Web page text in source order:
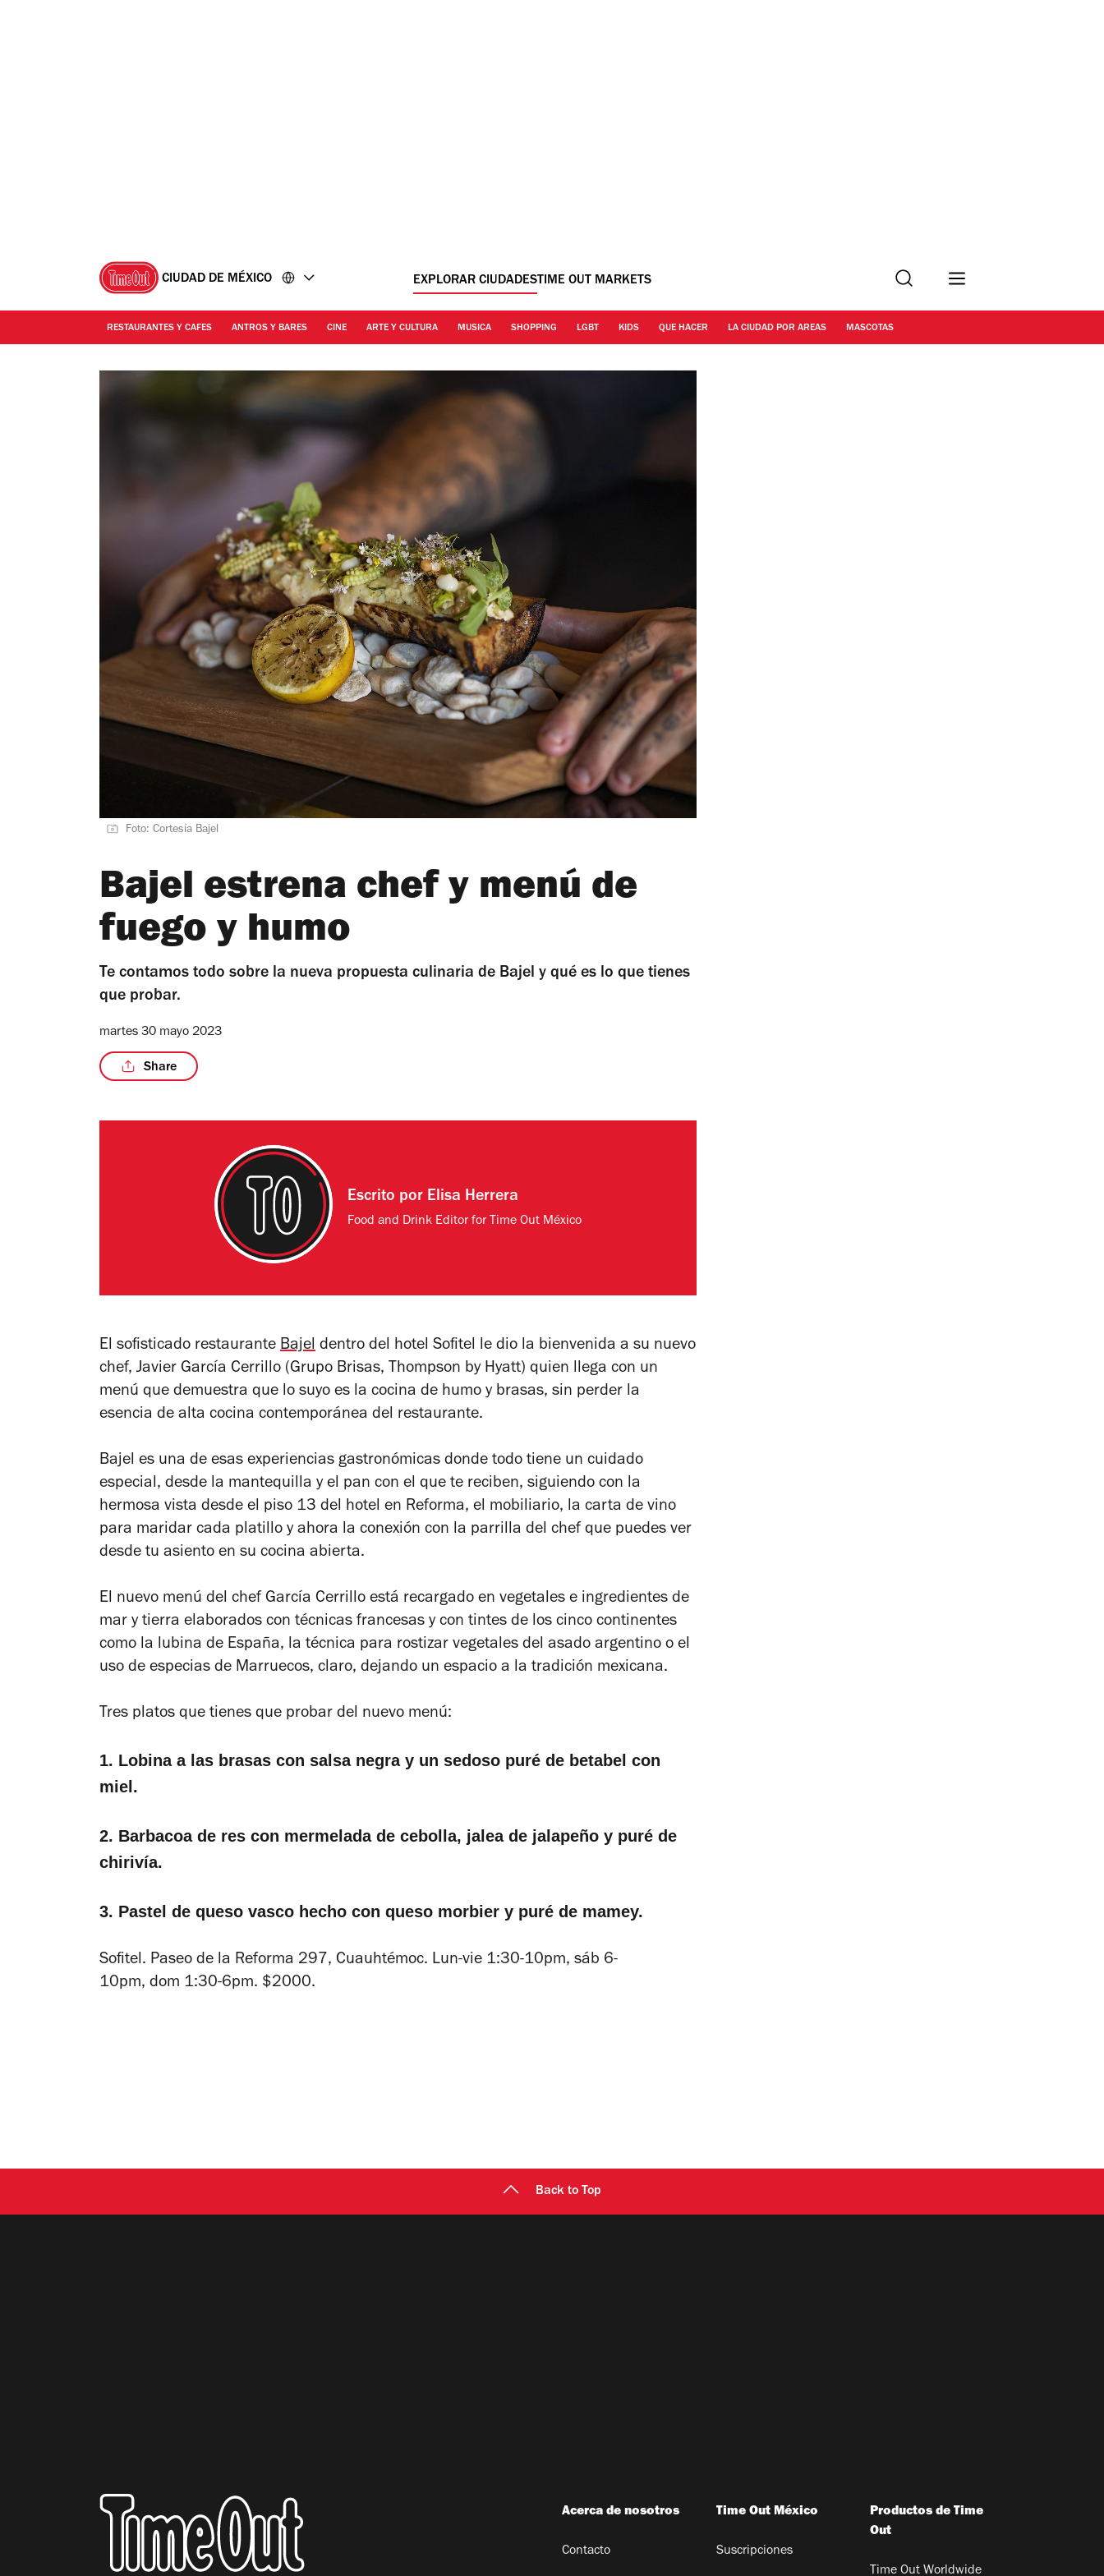
CIUDAD DE MÉXICO EXPLORAR CIUDADESTIME OUT MARKETS Buscar
RESTAURANTES Y CAFES ANTROS Y BARES CINE ARTE Y CULTURA MUSICA SHOPPING LGBT KIDS QUE HACER LA CIUDAD POR AREAS MASCOTAS
Foto: Cortesía Bajel
Bajel estrena chef y menú de
fuego y humo
Te contamos todo sobre la nueva propuesta culinaria de Bajel y qué es lo que tienes
que probar.
martes 30 mayo 2023
Share
Escrito por Elisa Herrera
Food and Drink Editor for Time Out México
El sofisticado restaurante Bajel dentro del hotel Sofitel le dio la bienvenida a su nuevo
chef, Javier García Cerrillo (Grupo Brisas, Thompson by Hyatt) quien llega con un
menú que demuestra que lo suyo es la cocina de humo y brasas, sin perder la
esencia de alta cocina contemporánea del restaurante.
Bajel es una de esas experiencias gastronómicas donde todo tiene un cuidado
especial, desde la mantequilla y el pan con el que te reciben, siguiendo con la
hermosa vista desde el piso 13 del hotel en Reforma, el mobiliario, la carta de vino
para maridar cada platillo y ahora la conexión con la parrilla del chef que puedes ver
desde tu asiento en su cocina abierta.
El nuevo menú del chef García Cerrillo está recargado en vegetales e ingredientes de
mar y tierra elaborados con técnicas francesas y con tintes de los cinco continentes
como la lubina de España, la técnica para rostizar vegetales del asado argentino o el
uso de especias de Marruecos, claro, dejando un espacio a la tradición mexicana.
Tres platos que tienes que probar del nuevo menú:
1. Lobina a las brasas con salsa negra y un sedoso puré de betabel con
miel.
2. Barbacoa de res con mermelada de cebolla, jalea de jalapeño y puré de
chirivía.
3. Pastel de queso vasco hecho con queso morbier y puré de mamey.
Sofitel. Paseo de la Reforma 297, Cuauhtémoc. Lun-vie 1:30-10pm, sáb 6-
10pm, dom 1:30-6pm. $2000.
Back to Top
Acerca de nosotros
Contacto
Time Out México
Suscripciones
Productos de Time
Out
Time Out Worldwide